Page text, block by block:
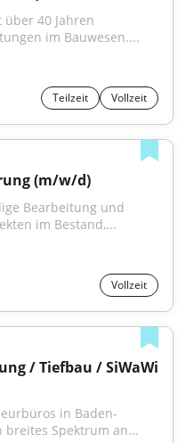
über 40 Jahren
im Bauwesen....
Teilzeit Vollzeit
(m/w/d)
Bearbeitung und
im Bestand,...
Vollzeit
/ Tiefbau / SiWaWi
in Baden-
Spektrum an...